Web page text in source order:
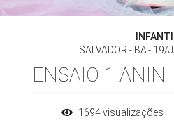
SALVADOR - BA
19/
ENSAIO 1
1694visualizações